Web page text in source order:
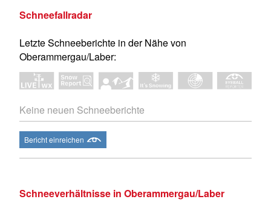
Schneefallradar
Letzte Schneeberichte in der Nähe von
Oberammergau/Laber:
Keine neuen Schneeberichte
Bericht einreichen
Schneeverhältnisse in Oberammergau/Laber